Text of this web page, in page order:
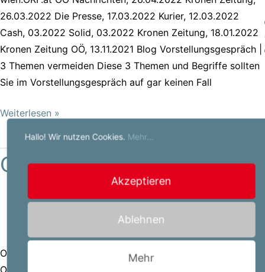
26.03.2022 Die Presse, 17.03.2022 Kurier, 12.03.2022
Cash, 03.2022 Solid, 03.2022 Kronen Zeitung, 18.01.2022
Kronen Zeitung OÖ, 13.11.2021 Blog Vorstellungsgespräch |
3 Themen vermeiden Diese 3 Themen und Begriffe sollten
Sie im Vorstellungsgespräch auf gar keinen Fall
Weiterlesen »
Ombudsstelle
PSadmin
Ombudsstelle und interne Meldestelle gem. HSchG Die
Ombudsstelle von Powerserv ist ein kostenloses Service
Ombudsstelle
Hallo! Wir nutzen Cookies. Mehr...
Akzeptieren
Ablehnen
Mehr